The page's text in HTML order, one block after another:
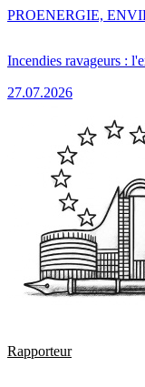
Incendies ravageurs :
27.07.2026
PROENERGIE,
Rapporteur